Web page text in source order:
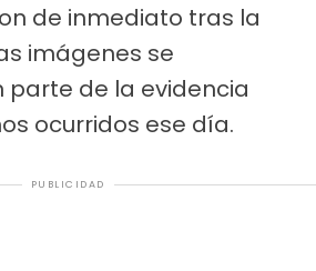
de inmediato tras la
imágenes se
parte de la evidencia
ocurridos ese día.
PUBLICIDAD